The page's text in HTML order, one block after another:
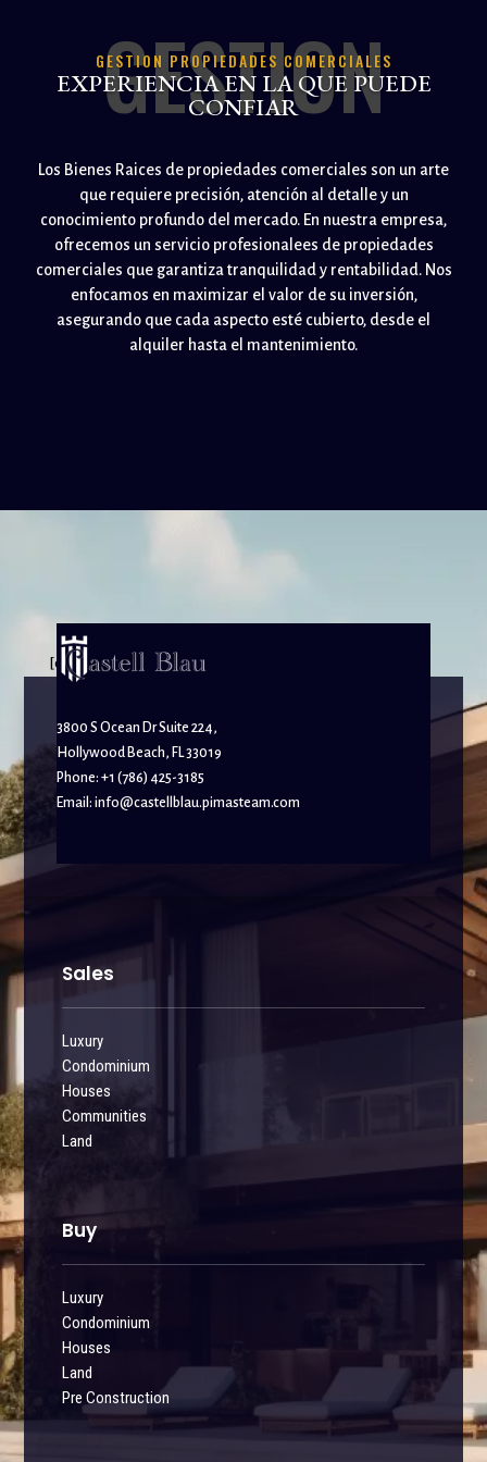
GESTION
GESTION PROPIEDADES COMERCIALES
EXPERIENCIA EN LA QUE PUEDE
CONFIAR
Los Bienes Raices de propiedades comerciales son un arte
que requiere precisión, atención al detalle y un
conocimiento profundo del mercado. En nuestra empresa,
ofrecemos un servicio profesionalees de propiedades
comerciales que garantiza tranquilidad y rentabilidad. Nos
enfocamos en maximizar el valor de su inversión,
asegurando que cada aspecto esté cubierto, desde el
alquiler hasta el mantenimiento.
[elfsight_whatsapp_chat id="1"]
3800 S Ocean Dr Suite 224,
Hollywood Beach, FL 33019
Phone: +1 (786) 425-3185
Email:info@castellblau.pimasteam.com
Sales
Luxury
Condominium
Houses
Communities
Land
Buy
Luxury
Condominium
Houses
Land
Pre Construction